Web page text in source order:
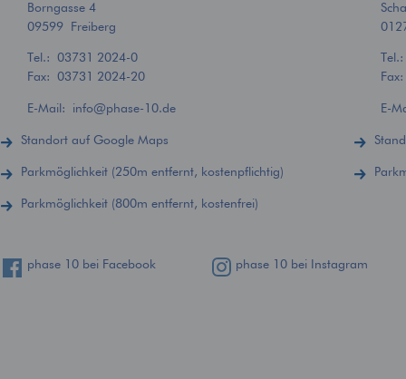
Borngasse 4
09599 Freiberg
Tel.:03731 2024-0
Fax: 03731 2024-20
E-Mail: info@phase-10.de
Standort auf Google Maps
Parkmöglichkeit (250m entfernt, kostenpflichtig)
Parkmöglichkeit (800m entfernt, kostenfrei)
E-
phase 10 bei Facebook phase 10 bei Instagram